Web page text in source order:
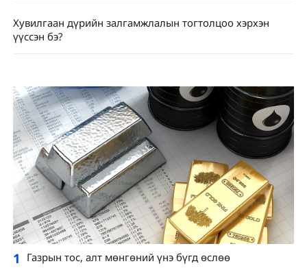
Хувилгаан дүрийн залгамжлалын тогтолцоо хэрхэн
үүссэн бэ?
1 Газрын тос, алт мөнгөний үнэ бүгд өслөө